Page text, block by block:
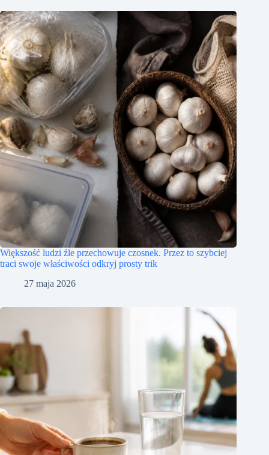
Większość ludzi źle przechowuje czosnek. Przez to szybciej
traci swoje właściwości odkryj prosty trik
27 maja 2026